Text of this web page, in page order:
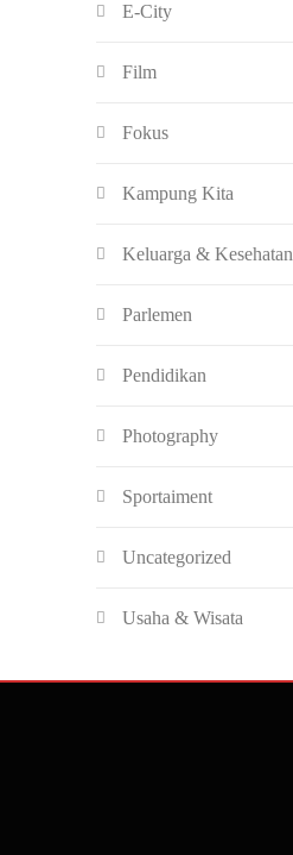
E-City
Film
Fokus
Kampung Kita
Keluarga & Kesehatan
Parlemen
Pendidikan
Photography
Sportaiment
Uncategorized
Usaha & Wisata